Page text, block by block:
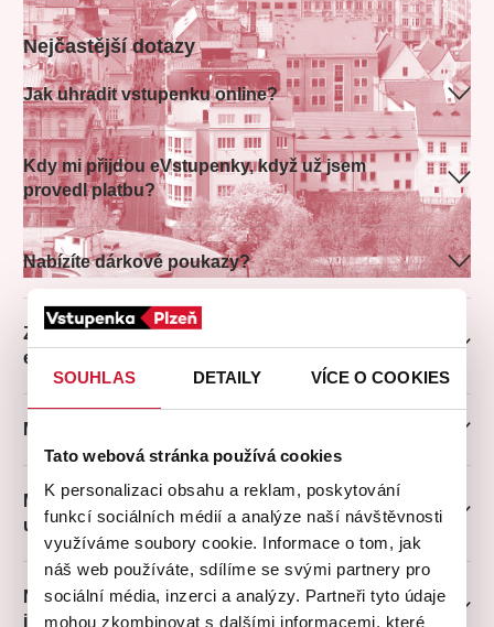
SOUHLAS DETAILY VÍCE O COOKIES
Tato webová stránka používá cookies
K personalizaci obsahu a reklam, poskytování
funkcí sociálních médií a analýze naší návštěvnosti
využíváme soubory cookie. Informace o tom, jak
náš web používáte, sdílíme se svými partnery pro
sociální média, inzerci a analýzy. Partneři tyto údaje
mohou zkombinovat s dalšími informacemi, které
Nejčastější dotazy
Jak uhradit vstupenku online?
Kdy mi přijdou eVstupenky, když už jsem
provedl platbu?
info@plzenskavstupenka.cz
Nabízíte dárkové poukazy?
Zaplatil jsem vstupenky, ale nepřišly mi do
emailu. Co mám dělat?
Můžete mi vytvořit rezervaci?
požadované představení a konkrétní místa vám zarezervujeme
na tři dny.
S číslem rezervace pak stačí zajít na jakékoli prodejní místo
a vstupenky tam zakoupit. Veškerá prodejní místa dohledáte
v sekci “prodejní místa”.
Musí být eVstupenky vytisknuté nebo je stačí
ukázat v mobilu?
Nevidím na internetu žádná volná místa. Máte
ještě nějaké k dispozici?